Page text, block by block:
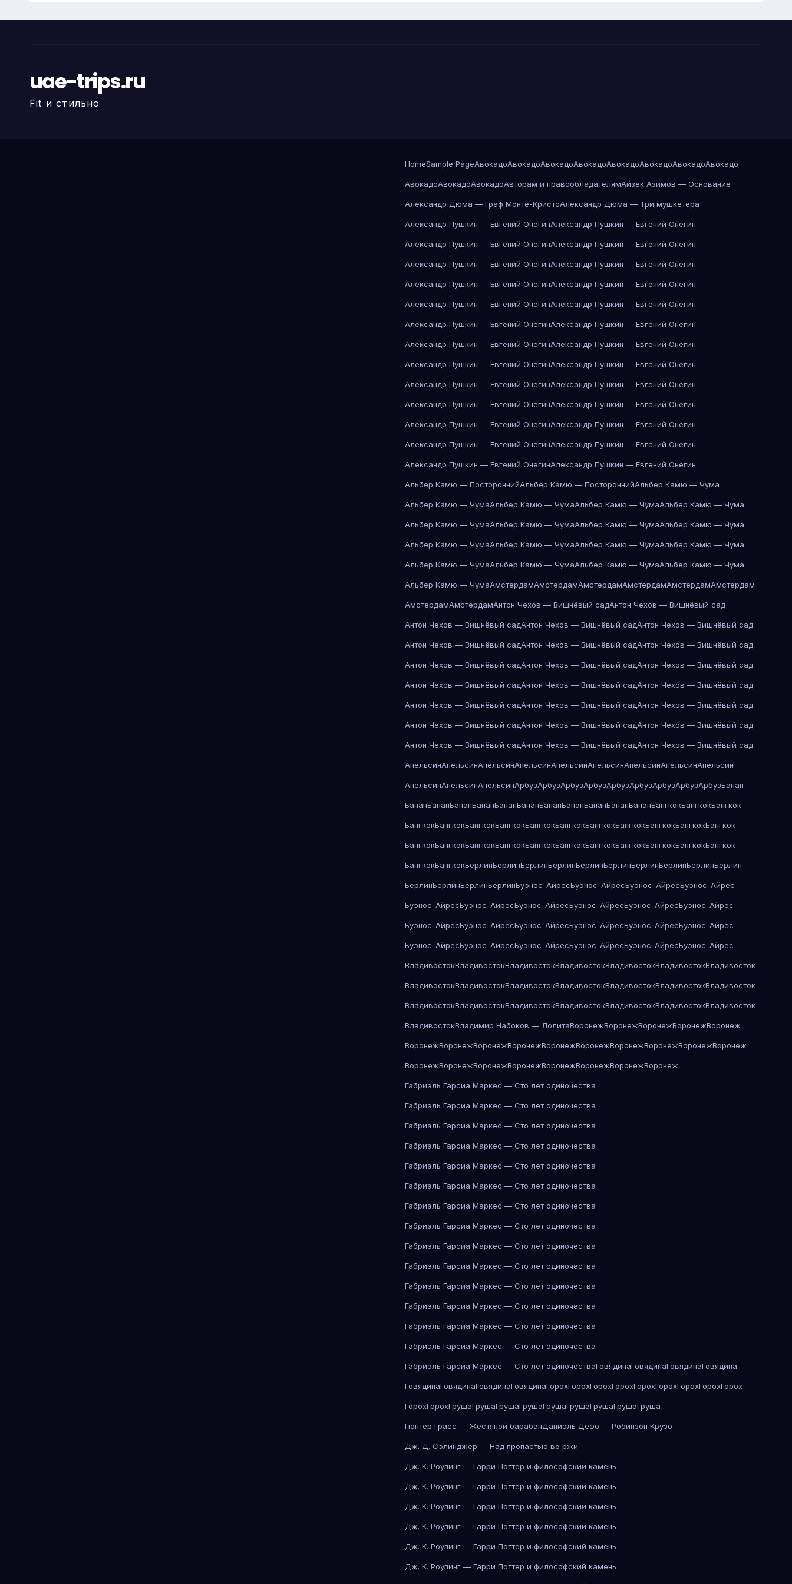
uae-trips.ru
Fit и стильно
HomeSample PageАвокадоАвокадоАвокадоАвокадоАвокадоАвокадоАвокадоАвокадо
АвокадоАвокадоАвокадоАвторам и правообладателямАйзек Азимов — Основание
Александр Дюма — Граф Монте-КристоАлександр Дюма — Три мушкетёра
Александр Пушкин — Евгений ОнегинАлександр Пушкин — Евгений Онегин
Александр Пушкин — Евгений ОнегинАлександр Пушкин — Евгений Онегин
Александр Пушкин — Евгений ОнегинАлександр Пушкин — Евгений Онегин
Александр Пушкин — Евгений ОнегинАлександр Пушкин — Евгений Онегин
Александр Пушкин — Евгений ОнегинАлександр Пушкин — Евгений Онегин
Александр Пушкин — Евгений ОнегинАлександр Пушкин — Евгений Онегин
Александр Пушкин — Евгений ОнегинАлександр Пушкин — Евгений Онегин
Александр Пушкин — Евгений ОнегинАлександр Пушкин — Евгений Онегин
Александр Пушкин — Евгений ОнегинАлександр Пушкин — Евгений Онегин
Александр Пушкин — Евгений ОнегинАлександр Пушкин — Евгений Онегин
Александр Пушкин — Евгений ОнегинАлександр Пушкин — Евгений Онегин
Александр Пушкин — Евгений ОнегинАлександр Пушкин — Евгений Онегин
Александр Пушкин — Евгений ОнегинАлександр Пушкин — Евгений Онегин
Альбер Камю — ПостороннийАльбер Камю — ПостороннийАльбер Камю — Чума
Альбер Камю — ЧумаАльбер Камю — ЧумаАльбер Камю — ЧумаАльбер Камю — Чума
Альбер Камю — ЧумаАльбер Камю — ЧумаАльбер Камю — ЧумаАльбер Камю — Чума
Альбер Камю — ЧумаАльбер Камю — ЧумаАльбер Камю — ЧумаАльбер Камю — Чума
Альбер Камю — ЧумаАльбер Камю — ЧумаАльбер Камю — ЧумаАльбер Камю — Чума
Альбер Камю — ЧумаАмстердамАмстердамАмстердамАмстердамАмстердамАмстердам
АмстердамАмстердамАнтон Чехов — Вишнёвый садАнтон Чехов — Вишнёвый сад
Антон Чехов — Вишнёвый садАнтон Чехов — Вишнёвый садАнтон Чехов — Вишнёвый сад
Антон Чехов — Вишнёвый садАнтон Чехов — Вишнёвый садАнтон Чехов — Вишнёвый сад
Антон Чехов — Вишнёвый садАнтон Чехов — Вишнёвый садАнтон Чехов — Вишнёвый сад
Антон Чехов — Вишнёвый садАнтон Чехов — Вишнёвый садАнтон Чехов — Вишнёвый сад
Антон Чехов — Вишнёвый садАнтон Чехов — Вишнёвый садАнтон Чехов — Вишнёвый сад
Антон Чехов — Вишнёвый садАнтон Чехов — Вишнёвый садАнтон Чехов — Вишнёвый сад
Антон Чехов — Вишнёвый садАнтон Чехов — Вишнёвый садАнтон Чехов — Вишнёвый сад
АпельсинАпельсинАпельсинАпельсинАпельсинАпельсинАпельсинАпельсинАпельсин
АпельсинАпельсинАпельсинАрбузАрбузАрбузАрбузАрбузАрбузАрбузАрбузАрбузБанан
БананБананБананБананБананБананБананБананБананБананБананБангкокБангкокБангкок
БангкокБангкокБангкокБангкокБангкокБангкокБангкокБангкокБангкокБангкокБангкок
БангкокБангкокБангкокБангкокБангкокБангкокБангкокБангкокБангкокБангкокБангкок
БангкокБангкокБерлинБерлинБерлинБерлинБерлинБерлинБерлинБерлинБерлинБерлин
БерлинБерлинБерлинБерлинБуэнос-АйресБуэнос-АйресБуэнос-АйресБуэнос-Айрес
Буэнос-АйресБуэнос-АйресБуэнос-АйресБуэнос-АйресБуэнос-АйресБуэнос-Айрес
Буэнос-АйресБуэнос-АйресБуэнос-АйресБуэнос-АйресБуэнос-АйресБуэнос-Айрес
Буэнос-АйресБуэнос-АйресБуэнос-АйресБуэнос-АйресБуэнос-АйресБуэнос-Айрес
ВладивостокВладивостокВладивостокВладивостокВладивостокВладивостокВладивосток
ВладивостокВладивостокВладивостокВладивостокВладивостокВладивостокВладивосток
ВладивостокВладивостокВладивостокВладивостокВладивостокВладивостокВладивосток
ВладивостокВладимир Набоков — ЛолитаВоронежВоронежВоронежВоронежВоронеж
ВоронежВоронежВоронежВоронежВоронежВоронежВоронежВоронежВоронежВоронеж
ВоронежВоронежВоронежВоронежВоронежВоронежВоронежВоронеж
Габриэль Гарсиа Маркес — Сто лет одиночества
Габриэль Гарсиа Маркес — Сто лет одиночества
Габриэль Гарсиа Маркес — Сто лет одиночества
Габриэль Гарсиа Маркес — Сто лет одиночества
Габриэль Гарсиа Маркес — Сто лет одиночества
Габриэль Гарсиа Маркес — Сто лет одиночества
Габриэль Гарсиа Маркес — Сто лет одиночества
Габриэль Гарсиа Маркес — Сто лет одиночества
Габриэль Гарсиа Маркес — Сто лет одиночества
Габриэль Гарсиа Маркес — Сто лет одиночества
Габриэль Гарсиа Маркес — Сто лет одиночества
Габриэль Гарсиа Маркес — Сто лет одиночества
Габриэль Гарсиа Маркес — Сто лет одиночества
Габриэль Гарсиа Маркес — Сто лет одиночества
Габриэль Гарсиа Маркес — Сто лет одиночестваГовядинаГовядинаГовядинаГовядина
ГовядинаГовядинаГовядинаГовядинаГорохГорохГорохГорохГорохГорохГорохГорохГорох
ГорохГорохГрушаГрушаГрушаГрушаГрушаГрушаГрушаГрушаГруша
Гюнтер Грасс — Жестяной барабанДаниэль Дефо — Робинзон Крузо
Дж. Д. Сэлинджер — Над пропастью во ржи
Дж. К. Роулинг — Гарри Поттер и философский камень
Дж. К. Роулинг — Гарри Поттер и философский камень
Дж. К. Роулинг — Гарри Поттер и философский камень
Дж. К. Роулинг — Гарри Поттер и философский камень
Дж. К. Роулинг — Гарри Поттер и философский камень
Дж. К. Роулинг — Гарри Поттер и философский камень